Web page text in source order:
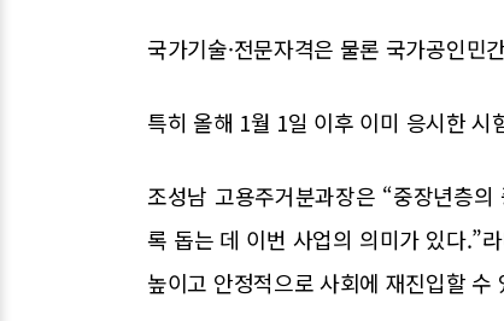
국가기술·전문자격은 물론 국가공인민
특히 올해 1월 1일 이후 이미 응시한
조성남 고용주거분과장은 “중장년층
록 돕는 데 이번 사업의 의미가 있다.”
높이고 안정적으로 사회에 재진입할